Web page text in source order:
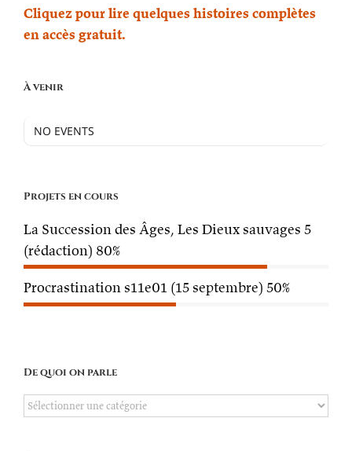
Cliquez pour lire quelques histoires complètes
en accès gratuit.
À venir
NO EVENTS
Projets en cours
La Succession des Âges, Les Dieux sauvages 5
(rédaction) 80%
Procrastination s11e01 (15 septembre) 50%
De quoi on parle
De